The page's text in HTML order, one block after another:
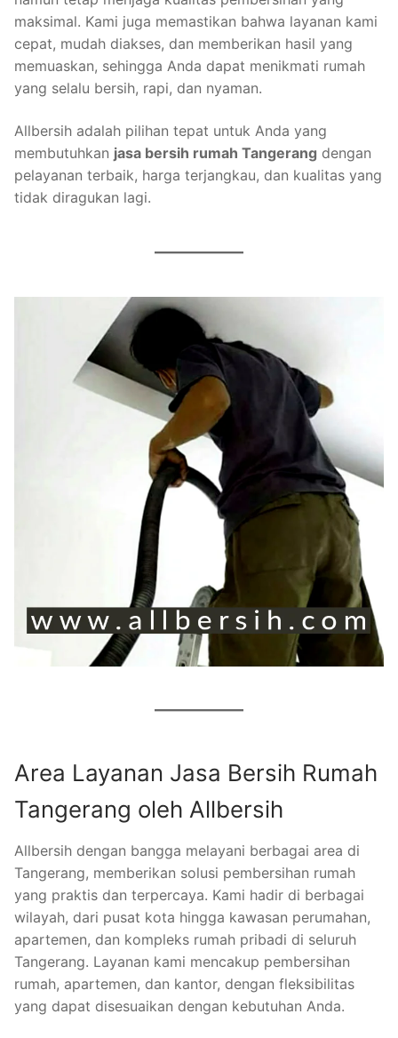
maksimal. Kami juga memastikan bahwa layanan kami
cepat, mudah diakses, dan memberikan hasil yang
memuaskan, sehingga Anda dapat menikmati rumah
yang selalu bersih, rapi, dan nyaman.
Allbersih adalah pilihan tepat untuk Anda yang
membutuhkan jasa bersih rumah Tangerang dengan
pelayanan terbaik, harga terjangkau, dan kualitas yang
tidak diragukan lagi.
Area Layanan Jasa Bersih Rumah
Tangerang oleh Allbersih
Allbersih dengan bangga melayani berbagai area di
Tangerang, memberikan solusi pembersihan rumah
yang praktis dan terpercaya. Kami hadir di berbagai
wilayah, dari pusat kota hingga kawasan perumahan,
apartemen, dan kompleks rumah pribadi di seluruh
Tangerang. Layanan kami mencakup pembersihan
rumah, apartemen, dan kantor, dengan fleksibilitas
yang dapat disesuaikan dengan kebutuhan Anda.